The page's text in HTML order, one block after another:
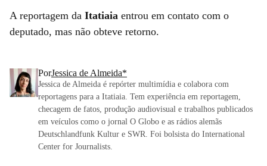
A reportagem da Itatiaia entrou em contato com o
deputado, mas não obteve retorno.
PorJessica de Almeida*
Jessica de Almeida é repórter multimídia e colabora com
reportagens para a Itatiaia. Tem experiência em reportagem,
checagem de fatos, produção audiovisual e trabalhos publicados
em veículos como o jornal O Globo e as rádios alemãs
Deutschlandfunk Kultur e SWR. Foi bolsista do International
Center for Journalists.